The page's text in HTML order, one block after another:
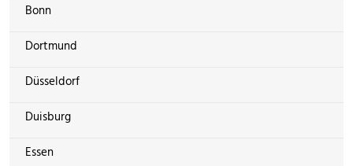
Bonn
Dortmund
Düsseldorf
Duisburg
Essen